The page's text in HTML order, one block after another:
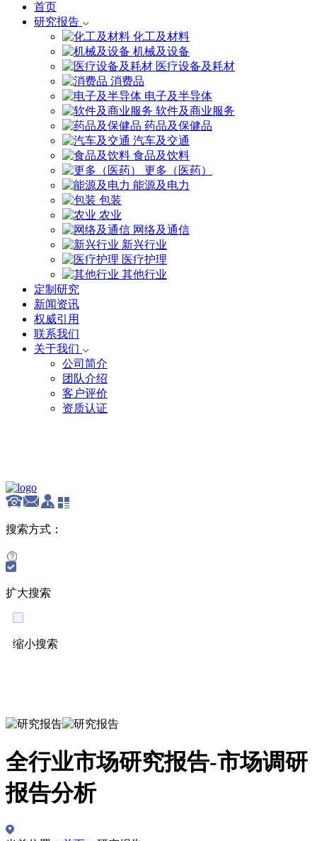
首页
研究报告
化工及材料
机械及设备
医疗设备及耗材
消费品
电子及半导体
软件及商业服务
药品及保健品
汽车及交通
食品及饮料
更多（医药）
能源及电力
包装
农业
网络及通信
新兴行业
医疗护理
其他行业
定制研究
新闻资讯
权威引用
联系我们
关于我们
公司简介
团队介绍
客户评价
资质认证
搜索方式：
扩大搜索
缩小搜索
全行业市场研究报告-市场调研
报告分析